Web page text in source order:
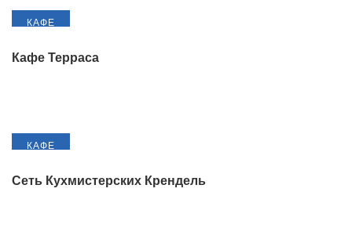
КАФЕ
Кафе Терраса
КАФЕ
Сеть Кухмистерских Крендель